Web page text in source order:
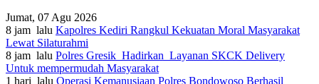
Jumat, 07 Agu 2026
8 jam lalu Kapolres Kediri Rangkul Kekuatan Moral Masyarakat
Lewat Silaturahmi
8 jam lalu Polres Gresik Hadirkan Layanan SKCK Delivery
Untuk mempermudah Masyarakat
1 hari lalu Operasi Kemanusiaan Polres Bondowoso Berhasil